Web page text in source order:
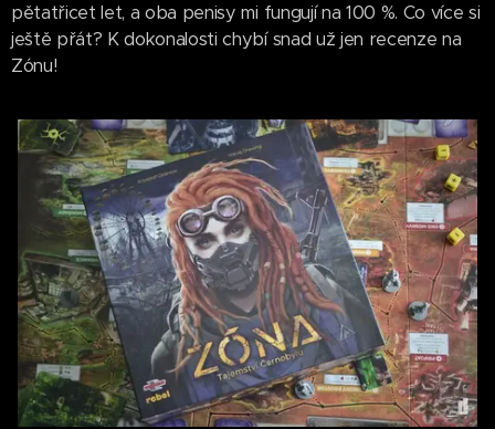
pětatřicet let, a oba penisy mi fungují na 100 %. Co více si
ještě přát? K dokonalosti chybí snad už jen recenze na
Zónu!